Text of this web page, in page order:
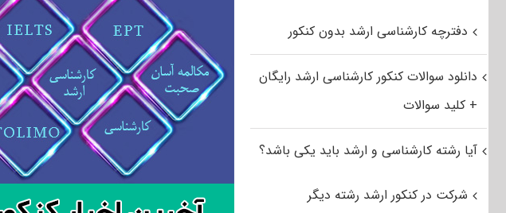
دفترچه کارشناسی ارشد بدون کنکور
دانلود سوالات کنکور کارشناسی ارشد رایگان
+ کلید سوالات
آیا رشته کارشناسی و ارشد باید یکی باشد؟
شرکت در کنکور ارشد رشته دیگر